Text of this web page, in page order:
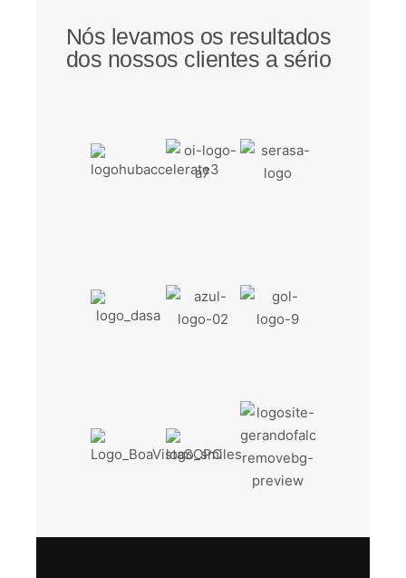
Nós levamos os resultados
dos nossos clientes a sério